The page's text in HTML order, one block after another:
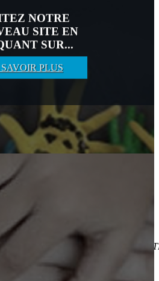
Mot de passe perdu ?
Se souvenir de moi
S'inscrire
Aide
Gestion du site
Espace des collectifs locaux
Espace de travail
NOTRE
SITE EN
SUR...
PLUS
!